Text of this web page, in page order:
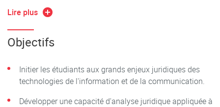
L’objectif est de permettre aux étudiants :
d’acquérir un socle de connaissances juridiques
de maîtriser l’analyse de cas concrets, en mobilisant
des normes identifiées (RGPD, droit de la propriété
intellectuelle, réglementation IA, etc.).
Lire plus
Objectifs
Initier les étudiants aux grands enjeux juridiques des
technologies de l'information et de la communication.
Développer une capacité d'analyse juridique appliquée à